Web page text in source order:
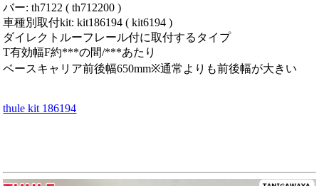
バー: th7122 ( th712200 )
車種別取付kit: kit186194 ( kit6194 )
ダイレクトルーフレール付に取付するタイプ
T有効幅F約***の間/***あたり
ベースキャリア前後幅650mm※通常よりも前後幅が大きい
thule kit 186194